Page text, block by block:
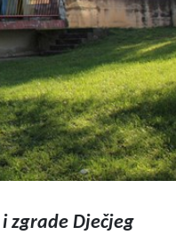
zgrade Dječjeg